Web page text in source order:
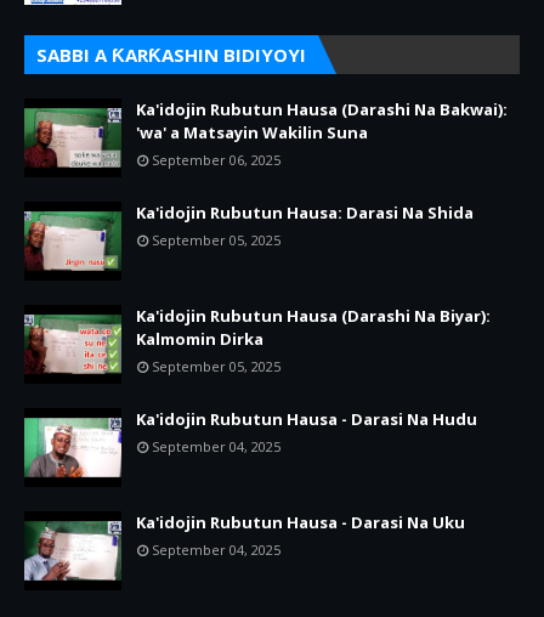
SABBI A ƘARƘASHIN BIDIYOYI
Ka'idojin Rubutun Hausa (Darashi Na Bakwai):
'wa' a Matsayin Wakilin Suna
September 06, 2025
Ka'idojin Rubutun Hausa: Darasi Na Shida
September 05, 2025
Ka'idojin Rubutun Hausa (Darashi Na Biyar):
Kalmomin Dirka
September 05, 2025
Ka'idojin Rubutun Hausa - Darasi Na Hudu
September 04, 2025
Ka'idojin Rubutun Hausa - Darasi Na Uku
September 04, 2025